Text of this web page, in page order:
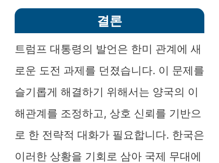
결론
트럼프 대통령의 발언은 한미 관계에 새
로운 도전 과제를 던졌습니다. 이 문제를
슬기롭게 해결하기 위해서는 양국의 이
해관계를 조정하고, 상호 신뢰를 기반으
로 한 전략적 대화가 필요합니다. 한국은
이러한 상황을 기회로 삼아 국제 무대에